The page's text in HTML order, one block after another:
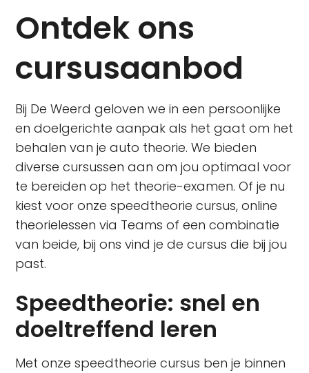
Ontdek ons
cursusaanbod
Bij De Weerd geloven we in een persoonlijke
en doelgerichte aanpak als het gaat om het
behalen van je auto theorie. We bieden
diverse cursussen aan om jou optimaal voor
te bereiden op het theorie-examen. Of je nu
kiest voor onze speedtheorie cursus, online
theorielessen via Teams of een combinatie
van beide, bij ons vind je de cursus die bij jou
past.
Speedtheorie: snel en
doeltreffend leren
Met onze speedtheorie cursus ben je binnen